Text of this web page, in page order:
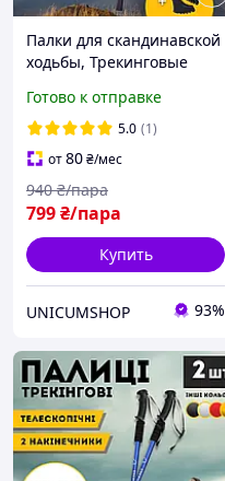
Палки для скандинавской
ходьбы, Трекинговые
Туристические палки
Hechpro Серый (3924-2)
Готово к отправке
5.0 (1)
от80₴/мес
799₴/пара
940 ₴/пара
Купить
UNICUMSHOP 93%